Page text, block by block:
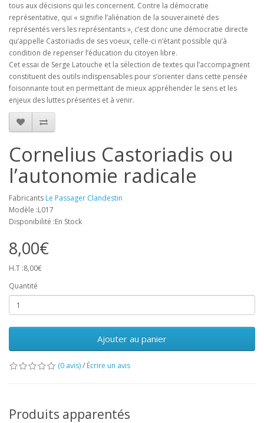
tous aux décisions qui les concernent. Contre la démocratie
représentative, qui « signifie l’aliénation de la souveraineté des
représentés vers les représentants », c’est donc une démocratie directe
qu’appelle Castoriadis de ses voeux, celle-ci n’étant possible qu’à
condition de repenser l’éducation du citoyen libre.
Cet essai de Serge Latouche et la sélection de textes qui l’accompagnent
constituent des outils indispensables pour s’orienter dans cette pensée
foisonnante tout en permettant de mieux appréhender le sens et les
enjeux des luttes présentes et à venir.
Cornelius Castoriadis ou
l’autonomie radicale
Fabricants Le Passager Clandestin
Modèle :L017
Disponibilité :En Stock
8,00€
H.T :8,00€
Quantité
Ajouter au panier
(0 avis)/ Écrire un avis
Produits apparentés